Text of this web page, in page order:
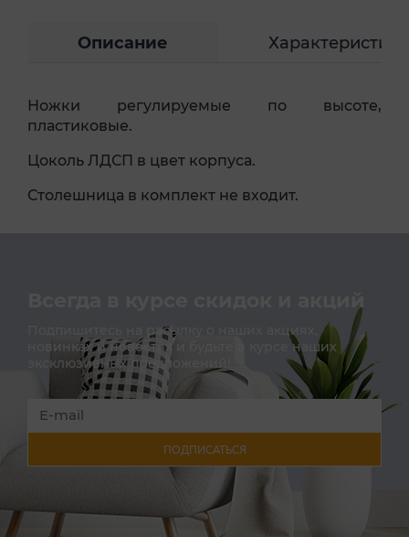
Описание Характеристики
Ножки регулируемые по высоте,
пластиковые.
Цоколь ЛДСП в цвет корпуса.
Столешница в комплект не входит.
Всегда в курсе скидок и акций
Подпишитесь на расылку о наших акциях,
новинках и новостях и будьте в курсе наших
эксклюзивных предложений!
ПОДПИСАТЬСЯ